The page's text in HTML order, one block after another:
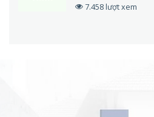
7.458 lượt xem